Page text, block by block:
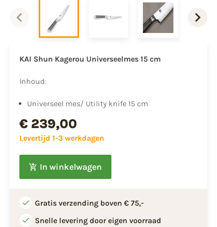
KAI Shun Kagerou Universeelmes 15 cm
Inhoud:
Universeel mes/ Utility knife 15 cm
€ 239,00
Levertijd 1-3 werkdagen
In winkelwagen
Gratis verzending boven € 75,-
Snelle levering door eigen voorraad